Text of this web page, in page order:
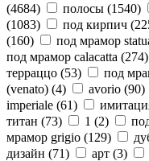
(4684) полосы (1540)
(1083) под кирпич (
(160) под мрамор
под мрамор calacatta (274)
терраццо (53) под
(venato) (4) avorio (90)
imperiale (61)
титан (73) 1 (2)
мрамор grigio (129)
дизайн (71) арт (3)